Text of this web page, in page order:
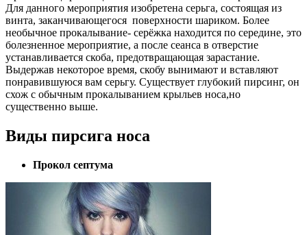
Для данного мероприятия изобретена серьга, состоящая из
винта, заканчивающегося поверхности шариком. Более
необычное прокалывание- серёжка находится по середине, это
болезненное мероприятие, а после сеанса в отверстие
устанавливается скоба, предотвращающая зарастание.
Выдержав некоторое время, скобу вынимают и вставляют
понравившуюся вам серьгу. Существует глубокий пирсинг, он
схож с обычным прокалыванием крыльев носа,но
существенно выше.
Виды пирсига носа
Прокол септума